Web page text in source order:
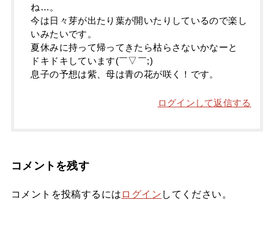
ね…。
今は日々芽が出たり葉が開いたりしているので楽し
いみたいです。
夏休みに持って帰ってきたら枯らさないかなーと
ドキドキしています(￣▽￣;)
息子の予想は紫、母は青の花が咲く！です。
ログインして返信する
コメントを残す
コメントを投稿するには ログイン してください。